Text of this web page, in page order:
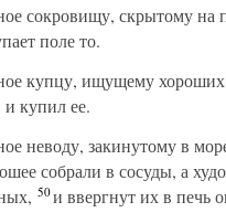
сокровищу, скрытому на
поле то.
купцу, ищущему
купил ее.
неводу, закинутому в
собрали в сосуды, а
50и ввергнут их в печь